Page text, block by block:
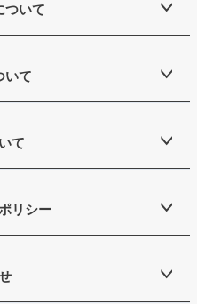
ついて
いて
て
リシー